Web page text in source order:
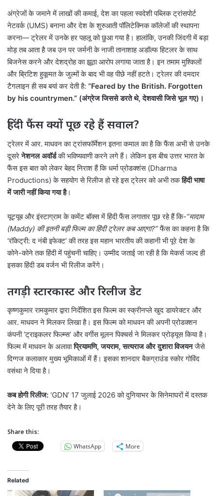
अंग्रेजों के जमाने में लाखों की कमाई, देश का पहला स्वदेशी पब्लिक ट्रांसपोर्ट
नेटवर्क (UMS) बनाना और देश के शुरुआती पॉलिटेक्निक कॉलेजों की स्थापना
करना— ट्रेलर में उनके हर पहलू को छुआ गया है। हालांकि, उनकी जिंदगी में बड़ा
मोड़ तब आता है जब उन पर जर्मनी के नाजी तानाशाह अडॉल्फ हिटलर के साथ
बिजनेस करने और देशद्रोह का झूठा आरोप लगाया जाता है। इन तमाम मुश्किलों
और ब्रिटिश हुकूमत के जुल्मों के बाद भी वह पीछे नहीं हटते। ट्रेलर की दमदार
टैगलाइन ही सब बयां कर देती है: “Feared by the British. Forgotten
by his countrymen.” (अंग्रेज जिससे डरते थे, देशवासी जिसे भूल गए)।
हिंदी फैंस क्यों पूछ रहे हैं सवाल?
ट्रेलर में आर. माधवन का ट्रांसफॉर्मेशन इतना कमाल का है कि फैंस अभी से उनके
दूसरेनेशनल अवॉर्डकी भविष्यवाणी करने लगे हैं। लेकिन इस बीच उत्तर भारत के
फैंस इस बात को लेकर बेहद निराश हैं कि धर्मा प्रोडक्शंस (Dharma
Productions) के सहयोग से रिलीज हो रहे इस ट्रेलर को अभी तकहिंदी भाषा
में जारी नहीं किया गया है।
यूट्यूब और इंस्टाग्राम के कमेंट बॉक्स में हिंदी फैंस लगातार पूछ रहे हैं कि-“मादाम
(Maddy) की इतनी बड़ी फिल्म का हिंदी ट्रेलर कब आएगा?”फैंस का कहना है कि
‘रॉकेट्री: द नंबी इफेक्ट’ की तरह इस महान भारतीय की कहानी भी पूरे देश के
कोने-कोने तक हिंदी में पहुंचनी चाहिए। उम्मीद जताई जा रही है कि मेकर्स जल्द ही
इसका हिंदी डब वर्जन भी रिलीज करेंगे।
तगड़ी स्टारकास्ट और रिलीज डेट
कृष्णकुमार रामकुमार द्वारा निर्देशित इस फिल्म का स्क्रीनप्ले खुद डायरेक्टर और
आर. माधवन ने मिलकर लिखा है। इस फिल्म को माधवन की अपनी प्रोडक्शन
कंपनी ‘ट्राइकलर फिल्म्स’ और वर्गीस मूलन पिक्चर्स ने मिलकर प्रोड्यूस किया है।
फिल्म में माधवन के अलावाप्रियामणि, जयराम, सत्यराज और दुशारा विजयनजैसे
दिग्गज कलाकार मुख्य भूमिकाओं में हैं। इसका शानदार बैकग्राउंड स्कोर गोविंद
वसंथा ने दिया है।
कब होगी रिलीज: ‘GDN’ 17 जुलाई 2026 को दुनियाभर के सिनेमाघरों में दस्तक
देने के लिए पूरी तरह तैयार है।
Share this:
WhatsApp
More
Related